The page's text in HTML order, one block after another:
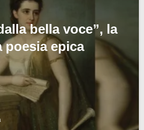
bella voce”, la
poesia epica